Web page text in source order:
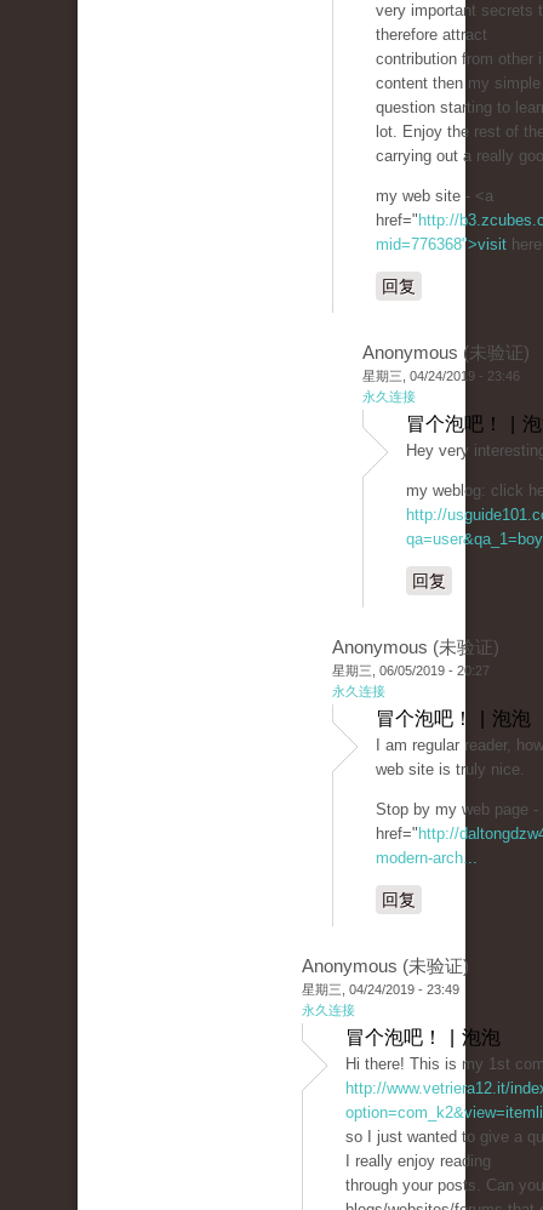
very important secrets
therefore attract
contribution from other
content then my
question starting to
lot. Enjoy the rest of
carrying out a really
my web site - <a
href=" http://
mid=776368">visit
回复
Anonymous (未验证)
星期三, 04/24/2019 - 23:46
永久连接
冒个泡吧！ |
Hey very
my weblog: click
http://
回复
Anonymous (未验证)
星期三, 06/05/2019 - 20:27
永久连接
冒个泡吧！ | 泡泡
I am regular reader,
web site is truly nice.
Stop by my web page -
href=" http://
modern-arch...
回复
Anonymous (未验证)
星期三, 04/24/2019 - 23:49
永久连接
冒个泡吧！ | 泡泡
Hi there! This is my 1st
http://www.vetriera12.it/
so I just wanted to give a
I really enjoy reading
through your posts. Can